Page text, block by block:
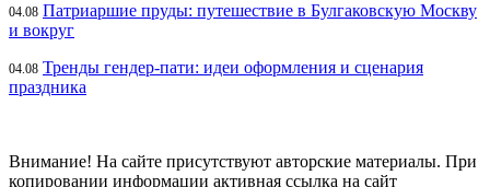
04.08 Патриаршие пруды: путешествие в Булгаковскую Москву
и вокруг
04.08 Тренды гендер-пати: идеи оформления и сценария
праздника
Внимание! На сайте присутствуют авторские материалы. При
копировании информации активная ссылка на сайт